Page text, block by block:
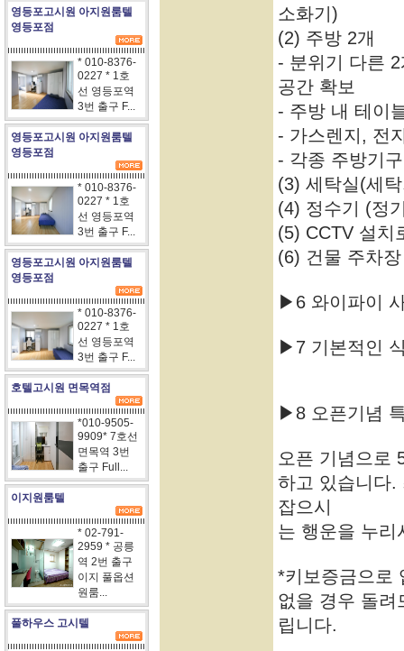
영등포고시원 아지원룸텔
영등포점
* 010-8376-
0227 * 1호
선 영등포역
3번 출구 F...
영등포고시원 아지원룸텔
영등포점
* 010-8376-
0227 * 1호
선 영등포역
3번 출구 F...
영등포고시원 아지원룸텔
영등포점
* 010-8376-
0227 * 1호
선 영등포역
3번 출구 F...
호텔고시원 면목역점
*010-9505-
9909* 7호선
면목역 3번
출구 Full...
이지원룸텔
* 02-791-
2959 * 공릉
역 2번 출구
이지 풀옵션
원룸...
풀하우스 고시텔
소화기)
(2) 주방 2개
- 분위기 다른
공간 확보
- 주방 내 테이
- 가스렌지, 전
- 각종 주방기
(3) 세탁실(세
(4) 정수기 (정
(5) CCTV 설치
(6) 건물 주차
▶6 와이파이
▶7 기본적인
▶8 오픈기념
오픈 기념으로
하고 있습니다.
잡으시
는 행운을 누리
*키보증금으로
없을 경우 돌려
립니다.